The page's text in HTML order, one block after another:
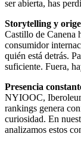
ser abierta, has
Storytelling y
Castillo de Canena
consumidor
quién está detrás.
suficiente. Fuera,
Presencia
NYIOOC,
rankings genera
curiosidad. En
analizamos estos